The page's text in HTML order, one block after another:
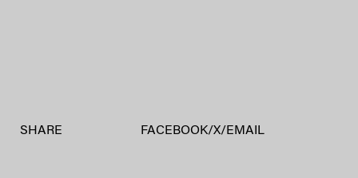
SHARE FACEBOOK/X/ EMAIL